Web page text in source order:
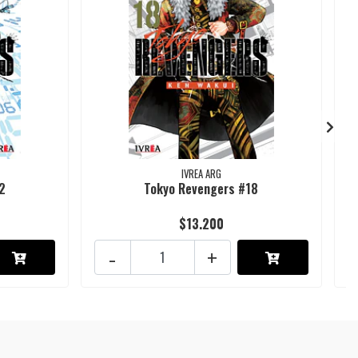
IVREA ARG
Tokyo Revengers #18
$13.200
+
-